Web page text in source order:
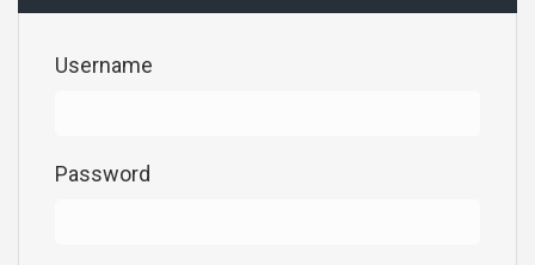
Username
Password